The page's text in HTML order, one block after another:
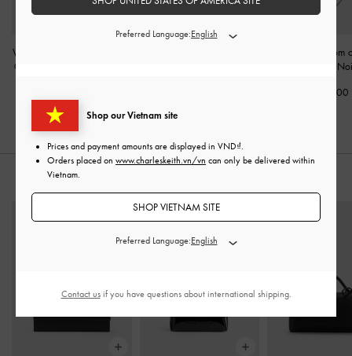
Ví chữ nhật dáng dài Paffuto
Chain Handle Quilted
Túi đeo vai phom
1,990,000
Shop our Vietnam site
Prices and payment amounts are displayed in VND .
Orders placed on www.charleskeith.vn/vn can only be delivered within
Vietnam.
SHOP VIETNAM SITE
Preferred Language:
Preferred Language:
Contact usif you have questions about international shipping.